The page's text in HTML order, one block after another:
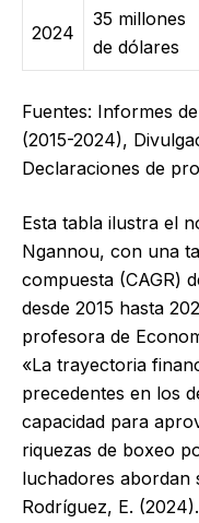
2024
35 millones
de dólares
Fuentes: Informes
(2015-2024),
Declaraciones de
Esta tabla ilustra el
Ngannou, con una
compuesta (CAGR)
desde 2015 hasta
profesora de
«La trayectoria
precedentes en los
capacidad para
riquezas de boxeo
luchadores abordan
Rodríguez, E.